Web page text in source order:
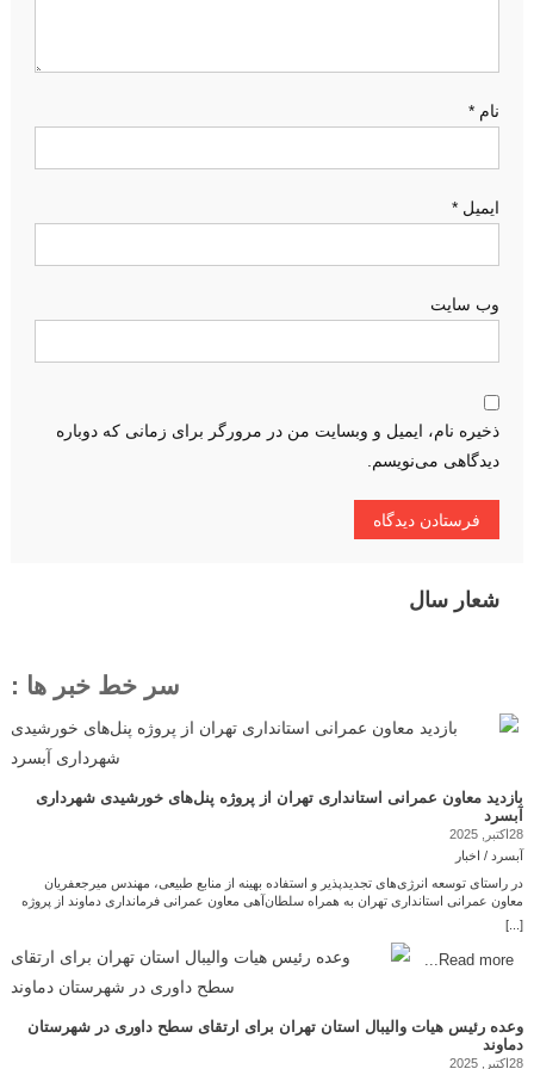
نام *
ایمیل *
وب‌ سایت
ذخیره نام، ایمیل و وبسایت من در مرورگر برای زمانی که دوباره
دیدگاهی می‌نویسم.
شعار سال
سر خط خبر ها :
بازدید معاون عمرانی استانداری تهران از پروژه پنل‌های خورشیدی شهرداری
آبسرد
28اکتبر, 2025
آبسرد / اخبار
در راستای توسعه انرژی‌های تجدیدپذیر و استفاده بهینه از منابع طبیعی، مهندس میرجعفریان
معاون عمرانی استانداری تهران به همراه سلطان‌آهی معاون عمرانی فرمانداری دماوند از پروژه
نصب پنل‌های خورشیدی در ساختمان شهرداری آبسرد بازدید کرد. این پروژه که در سه فاز با
وات است. همچنین برای بهره‌برداری کامل از انرژی خورشیدی، سه دستگاه سانورتر به منظور
تبدیل انرژی خورشیدی به برق مصرفی و تأمین برق کل ساختمان شهرداری نصب شده است.
اجرای این طرح گامی مهم در جهت کاهش هزینه‌های برق مصرفی، کاهش آلودگی‌های
اهتمام مدیریت شهری در توسعه زیرساخت‌های سبز است. جانعلی‌زاده شهردار آبسرد در حاشیه
این بازدید با تأکید بر اهمیت صیانت از محیط زیست، اظهار داشت: استمرار چنین پروژه‌هایی
موجب ارتقای کیفیت زندگی شهری و الگوی مناسبی برای سایر نهادهای خدماتی خواهد بود. وی
[...]
Read more...
وعده رئیس هیات والیبال استان تهران برای ارتقای سطح داوری در شهرستان
دماوند
28اکتبر, 2025